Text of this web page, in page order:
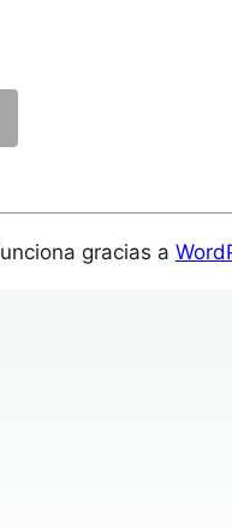
gracias a